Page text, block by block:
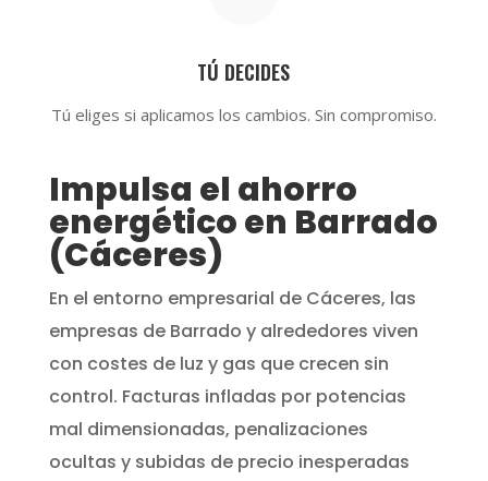
TÚ DECIDES
Tú eliges si aplicamos los cambios. Sin compromiso.
Impulsa el ahorro
energético en Barrado
(Cáceres)
En el entorno empresarial de Cáceres, las
empresas de Barrado y alrededores viven
con costes de luz y gas que crecen sin
control. Facturas infladas por potencias
mal dimensionadas, penalizaciones
ocultas y subidas de precio inesperadas